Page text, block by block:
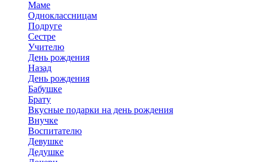
Маме
Одноклассницам
Подруге
Сестре
Учителю
День рождения
Назад
День рождения
Бабушке
Брату
Вкусные подарки на день рождения
Внучке
Воспитателю
Девушке
Дедушке